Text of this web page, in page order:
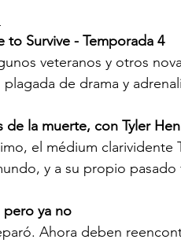
to Survive - Temporada 4
veteranos y otros
de drama y
de la muerte, con Tyler
el médium clarividente
y a su propio pasado
pero ya no
Ahora deben